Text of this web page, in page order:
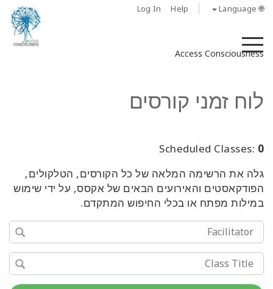
Log In Help 🌐 Language
Access Consciousness
לוח זמני קורסים
Scheduled Classes: 0
גלה את הרשימה המלאה של כל הקורסים, הטלקולים,
הפודקאסטים והאירועים הבאים של אקסס, על ידי שימוש
במילות מפתח או בכלי החיפוש המתקדם.